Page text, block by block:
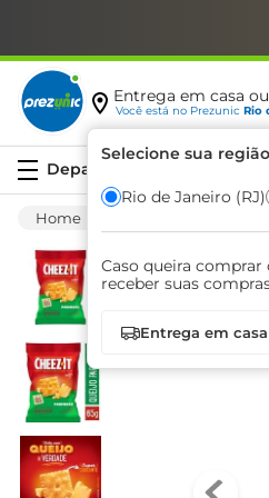
Entrega em casa
Você está no Prezunic Rio
Selecione sua
Rio de Janeiro (RJ)
Caso queira
receber suas
Entrega em casa